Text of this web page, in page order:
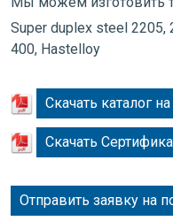
Super duplex steel 2205,
400, Hastelloy
Скачать каталог
Скачать
Отправить заявку на